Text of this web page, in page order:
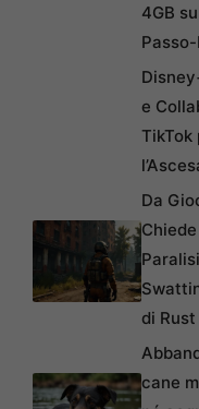
4GB
e
TikTok
Da
di Rust
cane